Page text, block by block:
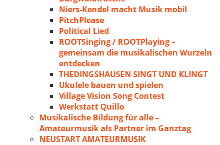
Niers-Kendel macht Musik mobil
PitchPlease
Political Lied
ROOTSinging / ROOTPlaying –
gemeinsam die musikalischen Wurzeln
entdecken
THEDINGSHAUSEN SINGT UND KLINGT
Ukulele bauen und spielen
Village Vision Song Contest
Werkstatt Quillo
Musikalische Bildung für alle –
Amateurmusik als Partner im Ganztag
NEUSTART AMATEURMUSIK